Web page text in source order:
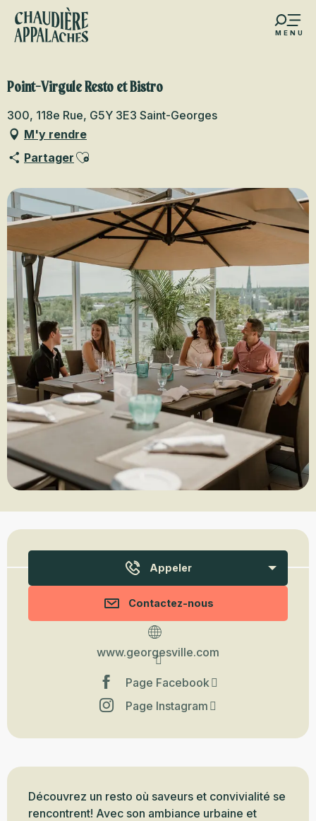
Aller
contenu
MENU
favoris
Point-Virgule Resto et Bistro
300, 118e Rue, G5Y 3E3 Saint-Georges
M'y rendre
Partager Ajouter aux favoris
Ouverture et coordonnées
Appeler
Contactez-nous
www.georgesville.com
Page Facebook
Page Instagram
Description
Découvrez un resto où saveurs et convivialité se
rencontrent! Avec son ambiance urbaine et